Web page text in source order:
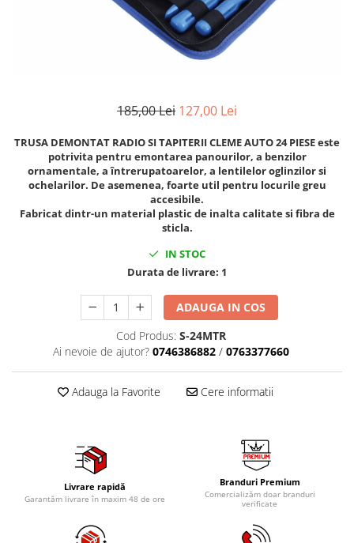
Aparate taiere cu plasma
Invertoare Sudura
Magneti fixare sudura
Mig-Mag
Sudura In Puncte
Pompe si Cilindri Hidraulici
Redresoare,Roboti Pornire,Cabluri
Schimb ulei
Accesorii schimb ulei
Chei buson baie ulei
Scule Ajutatoare
Scule De Mana si Unelte
Aparate de nituit si capsat
185,00 Lei 127,00 Lei
TRUSA DEMONTAT RADIO SI TAPITERII CLEME AUTO 24 PIESE este
potrivita pentru emontarea panourilor, a benzilor
ornamentale, a întrerupatoarelor, a lentilelor oglinzilor si
ochelarilor. De asemenea, foarte util pentru locurile greu
accesibile.
Fabricat dintr-un material plastic de inalta calitate si fibra de
sticla.
IN STOC
Durata de livrare: 1
ADAUGA IN COS
Cod Produs: S-24MTR
Ai nevoie de ajutor? 0746386882 / 0763377660
Adauga la Favorite Cere informatii
Livrare rapidă
Garantăm livrare în maxim 48 de ore
Branduri Premium
Comercializăm doar branduri
verificate